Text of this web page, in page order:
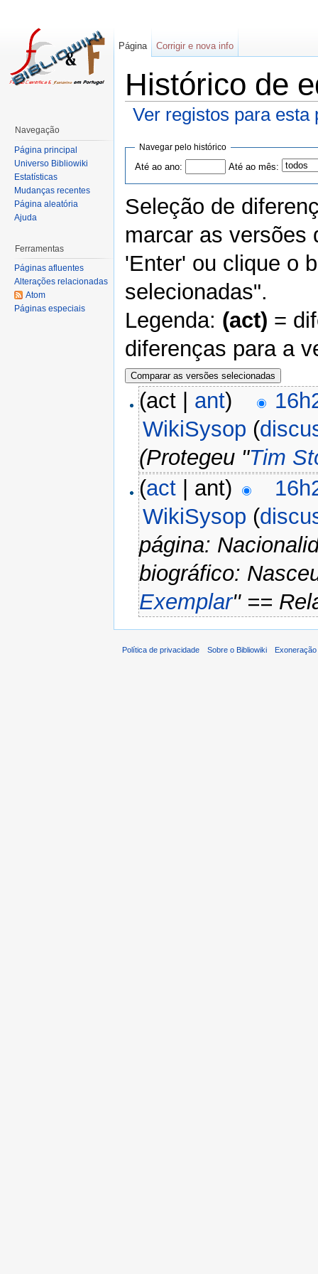
Histórico de
Ver registos para esta
Navegar pelo histórico
Até ao ano: Até ao mês:
Seleção de
marcar as versões
'Enter' ou clique o
selecionadas".
Legenda: (act) =
diferenças para a
(act | ant)
WikiSysop (
(Protegeu "Tim
(act | ant)
WikiSysop (
página:
biográfico:
Exemplar'' ==
Página Corrigir e nova info
Navegação
Página principal
Universo Bibliowiki
Estatísticas
Mudanças recentes
Página aleatória
Ajuda
Ferramentas
Páginas afluentes
Alterações relacionadas
Atom
Páginas especiais
Política de privacidade Sobre o Bibliowiki